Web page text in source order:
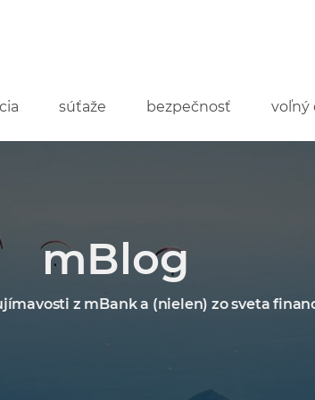
súťaže bezpečnosť voľný
mBlog
z mBank a (nielen) zo sveta